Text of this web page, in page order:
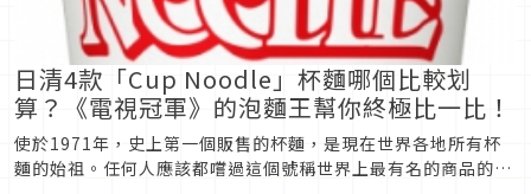
日清4款「Cup Noodle」杯麵哪個比較划
算？《電視冠軍》的泡麵王幫你終極比一比！
使於1971年，史上第一個販售的杯麵，是現在世界各地所有杯
麵的始祖。任何人應該都嚐過這個號稱世界上最有名的商品的味